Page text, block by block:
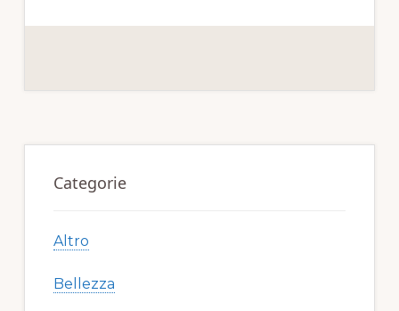
c
o
it te ai n
di
Primary
Sidebar
Categorie
Altro
Bellezza